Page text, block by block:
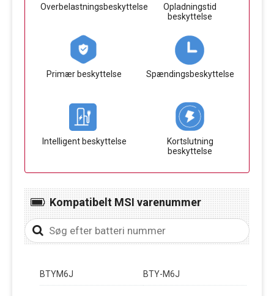
Overbelastningsbeskyttelse
Opladningstid
beskyttelse
Primær beskyttelse Spændingsbeskyttelse
Intelligent beskyttelse
Kortslutning
beskyttelse
Kompatibelt MSI varenummer
BTYM6J BTY-M6J